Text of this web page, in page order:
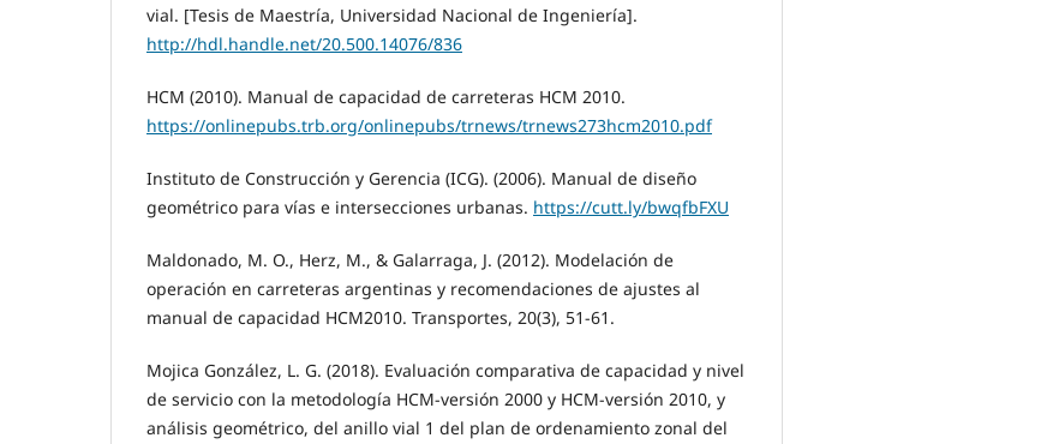
vial. [Tesis de Maestría, Universidad Nacional de Ingeniería].
http://hdl.handle.net/20.500.14076/836
HCM (2010). Manual de capacidad de carreteras HCM 2010.
https://onlinepubs.trb.org/onlinepubs/trnews/trnews273hcm2010.pdf
Instituto de Construcción y Gerencia (ICG). (2006). Manual de diseño
geométrico para vías e intersecciones urbanas. https://cutt.ly/bwqfbFXU
Maldonado, M. O., Herz, M., & Galarraga, J. (2012). Modelación de
operación en carreteras argentinas y recomendaciones de ajustes al
manual de capacidad HCM2010. Transportes, 20(3), 51-61.
Mojica González, L. G. (2018). Evaluación comparativa de capacidad y nivel
de servicio con la metodología HCM-versión 2000 y HCM-versión 2010, y
análisis geométrico, del anillo vial 1 del plan de ordenamiento zonal del